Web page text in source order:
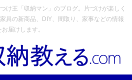
け王「収納マン」のブログ。片づけが楽しく
具の新商品、DIY、間取り、家事などの情報
お届けします。